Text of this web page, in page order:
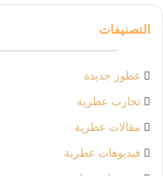
التصنيفات
عطور جديدة
تجارب عطرية
مقالات عطرية
فيديوهات عطرية